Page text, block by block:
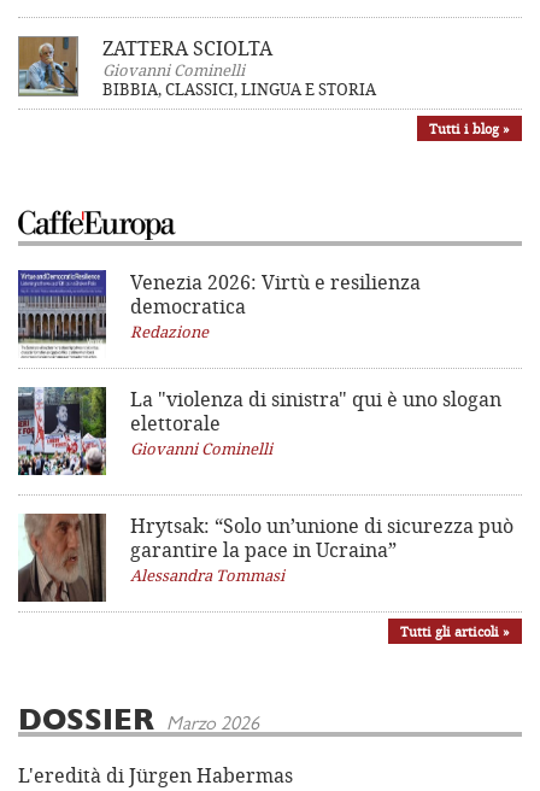
ZATTERA SCIOLTA
Giovanni Cominelli
BIBBIA, CLASSICI, LINGUA E STORIA
Tutti i blog »
Venezia 2026: Virtù e resilienza
democratica
Redazione
La "violenza di sinistra" qui è uno slogan
elettorale
Giovanni Cominelli
Hrytsak: “Solo un’unione di sicurezza può
garantire la pace in Ucraina”
Alessandra Tommasi
Tutti gli articoli »
DOSSIER Marzo 2026
L'eredità di Jürgen Habermas